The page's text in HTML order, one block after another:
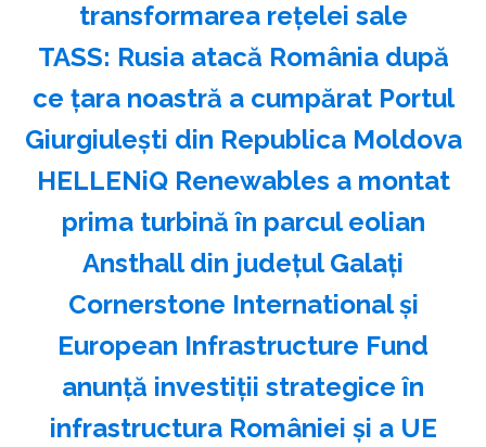
transformarea reţelei sale
TASS: Rusia atacă România după
ce ţara noastră a cumpărat Portul
Giurgiuleşti din Republica Moldova
HELLENiQ Renewables a montat
prima turbină în parcul eolian
Ansthall din judeţul Galaţi
Cornerstone International şi
European Infrastructure Fund
anunţă investiţii strategice în
infrastructura României şi a UE